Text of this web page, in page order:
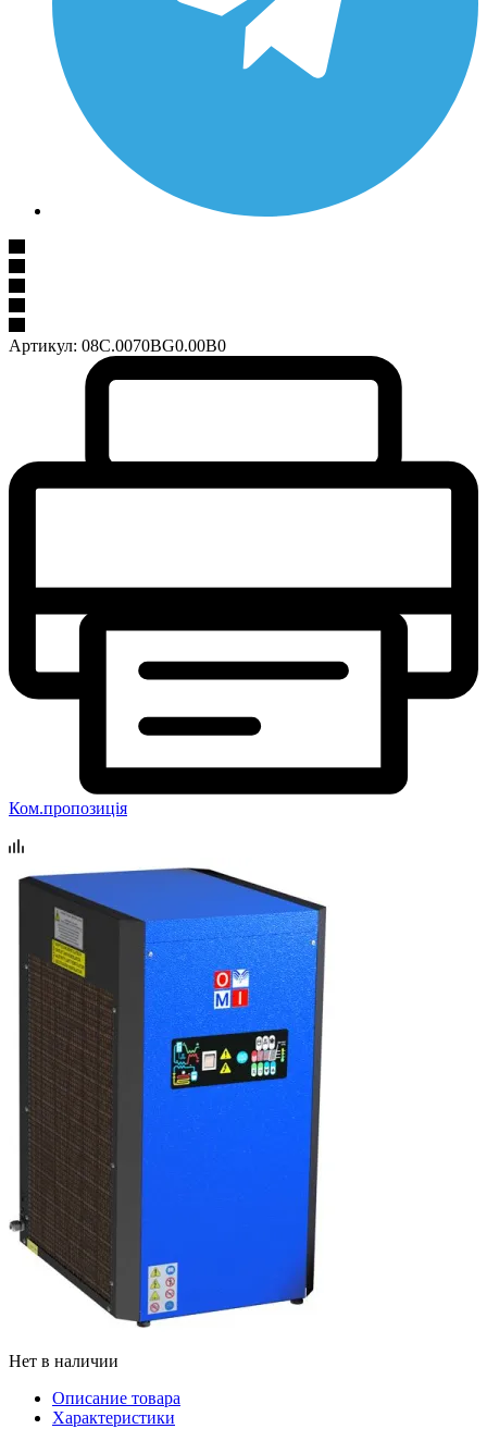
Артикул: 08C.0070BG0.00B0
Ком.пропозиція
Нет в наличии
Описание товара
Характеристики